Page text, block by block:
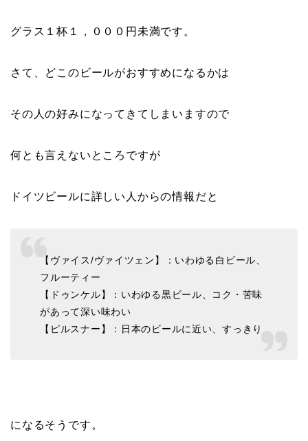
グラス１杯１，０００円未満です。
さて、どこのビールがおすすめになるかは
その人の好みになってきてしまいますので
何とも言えないところですが
ドイツビールに詳しい人からの情報だと
【ヴァイス/ヴァイツェン】：いわゆる白ビール、
フルーティー
【ドゥンケル】：いわゆる黒ビール、コク・苦味
があって深い味わい
【ピルスナー】：日本のビールに近い、すっきり
になるそうです。